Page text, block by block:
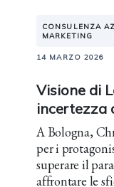
CONSULENZA
MARKETING
14 MARZO 2026
Visione di
incertezza
A Bologna,
per i
superare il
affrontare le